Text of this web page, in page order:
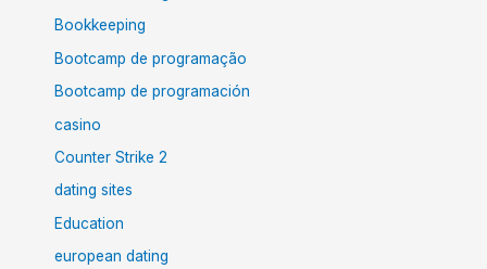
Bookkeeping
Bootcamp de programação
Bootcamp de programación
casino
Counter Strike 2
dating sites
Education
european dating